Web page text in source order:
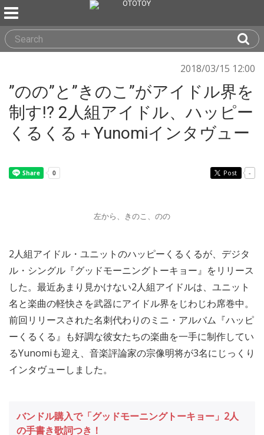
2018/03/15 12:00
”のの”と”きのこ”がアイドル界を
制す!? 2人組アイドル、ハッピー
くるくる＋Yunomiインタヴュー
Post -
左から、きのこ、のの
2人組アイドル・ユニットのハッピーくるくるが、デジタ
ル・シングル『グッドモーニングトーキョー』をリリース
した。最近あまり見かけない2人組アイドルは、ユニット
名と楽曲の軽快さを武器にアイドル界をじわじわ席巻中。
前回リリースされた名刺代わりのミニ・アルバム『ハッピ
ーくるくる』も好調な彼女たちの楽曲を一手に制作してい
るYunomiも迎え、音楽評論家の宗像明将が3名にじっくり
インタヴューしました。
バンドル購入で「グッドモーニングトーキョー」2人
の手書き歌詞つき！